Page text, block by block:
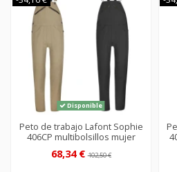
Disponible
Peto de trabajo Lafont Sophie
406CP multibolsillos mujer
68,34 €102,50 €